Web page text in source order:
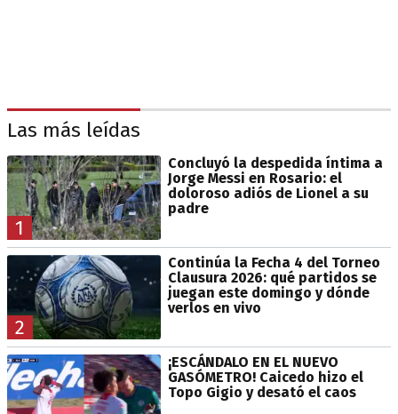
Las más leídas
1
Concluyó la despedida íntima a
Jorge Messi en Rosario: el
doloroso adiós de Lionel a su
padre
2
Continúa la Fecha 4 del Torneo
Clausura 2026: qué partidos se
juegan este domingo y dónde
verlos en vivo
¡ESCÁNDALO EN EL NUEVO
GASÓMETRO! Caicedo hizo el
Topo Gigio y desató el caos